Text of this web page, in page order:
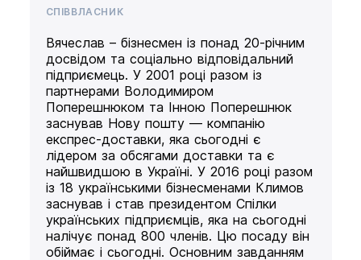
СПІВВЛАСНИК
Вячеслав – бізнесмен із понад 20-річним
досвідом та соціально відповідальний
підприємець. У 2001 році разом із
партнерами Володимиром
Поперешнюком та Інною Поперешнюк
заснував Нову пошту — компанію
експрес-доставки, яка сьогодні є
лідером за обсягами доставки та є
найшвидшою в Україні. У 2016 році разом
із 18 українськими бізнесменами Климов
заснував і став президентом Спілки
українських підприємців, яка на сьогодні
налічує понад 800 членів. Цю посаду він
обіймає і сьогодні. Основним завданням